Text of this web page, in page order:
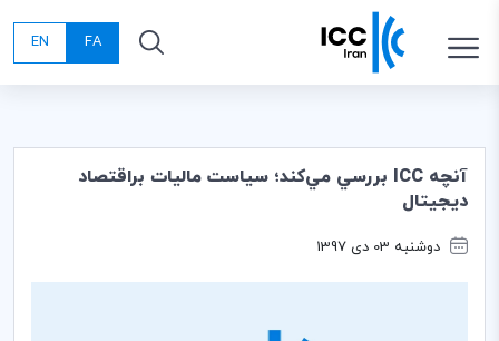
FA
EN
آنچه ICC ‌بررسي مي‌كند؛ سياست ماليات براقتصاد
ديجيتال
دوشنبه 03 دی 1397